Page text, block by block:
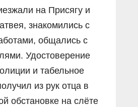
на Присягу и
знакомились с
общались с
Удостоверение
и табельное
из рук отца в
обстановке на слёте